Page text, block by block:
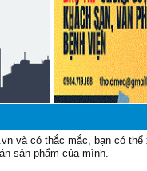
và có thắc mắc, bạn có
sản phẩm của mình.